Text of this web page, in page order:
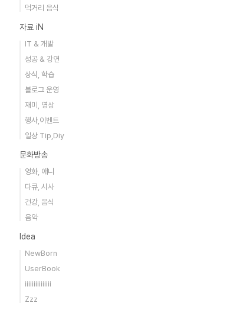
먹거리 음식
자료 iN
IT & 개발
성공 & 강연
상식, 학습
블로그 운영
재미, 영상
행사,이벤트
일상 Tip,Diy
문화방송
영화, 애니
다큐, 시사
건강, 음식
음악
Idea
NewBorn
UserBook
iiiiiiiiiiiiiii
Zzz